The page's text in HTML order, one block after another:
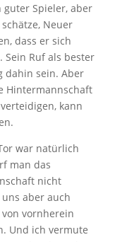
guter Spieler, aber
Neuer
dass er sich
Sein Ruf als bester
dahin sein. Aber
Hintermannschaft
kann
war natürlich
man das
nicht
aber auch
vornherein
Und ich vermute